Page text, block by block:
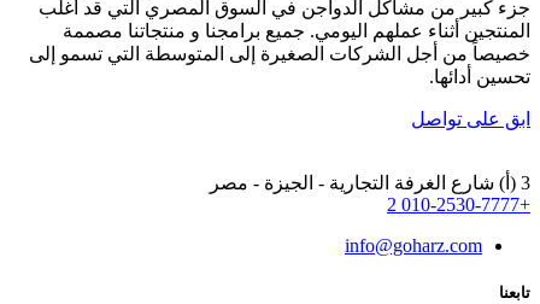
جزء كبير من مشاكل الدواجن في السوق المصري التي قد أغلب
المنتجين أثناء عملهم اليومي. جميع برامجنا و منتجاتنا مصممة
خصيصاً من أجل الشركات الصغيرة إلى المتوسطة التي تسمو إلى
تحسين أدائها.
ابق على تواصل
3 (أ) شارع الغرفة التجارية - الجيزة - مصر
+2 010-2530-7777
info@goharz.com
تابعنا